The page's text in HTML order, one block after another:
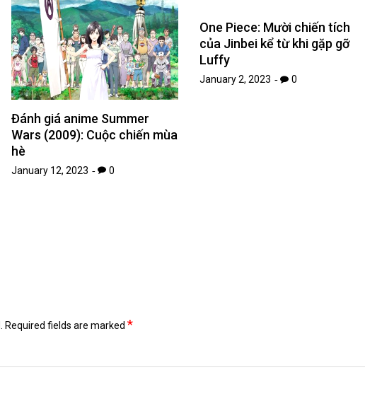
Đánh giá anime Summer
Wars (2009): Cuộc chiến mùa
hè
January 12, 2023 0
One Piece: Mười chiến tích
của Jinbei kể từ khi gặp gỡ
Luffy
January 2, 2023 0
Required fields are marked *